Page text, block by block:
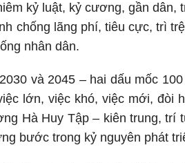
kỷ luật, kỷ cương, gần dân,
chống lãng phí, tiêu cực, trì
nhân dân.
và 2045 – hai dấu mốc
lớn, việc khó, việc mới, đòi
Hà Huy Tập – kiên trung, trí
bước trong kỷ nguyên phát